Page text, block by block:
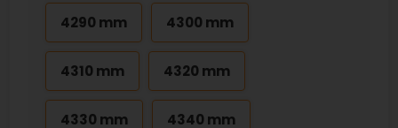
4290 mm 4300 mm
4310 mm 4320 mm
4330 mm 4340 mm